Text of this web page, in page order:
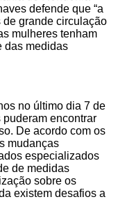
defende que “a
grande circulação
mulheres tenham
das medidas
no último dia 7 de
encontrar
De acordo com os
mudanças
especializados
de medidas
sobre os
existem desafios a